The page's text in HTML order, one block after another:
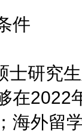
件
研究生
在2022
海外留